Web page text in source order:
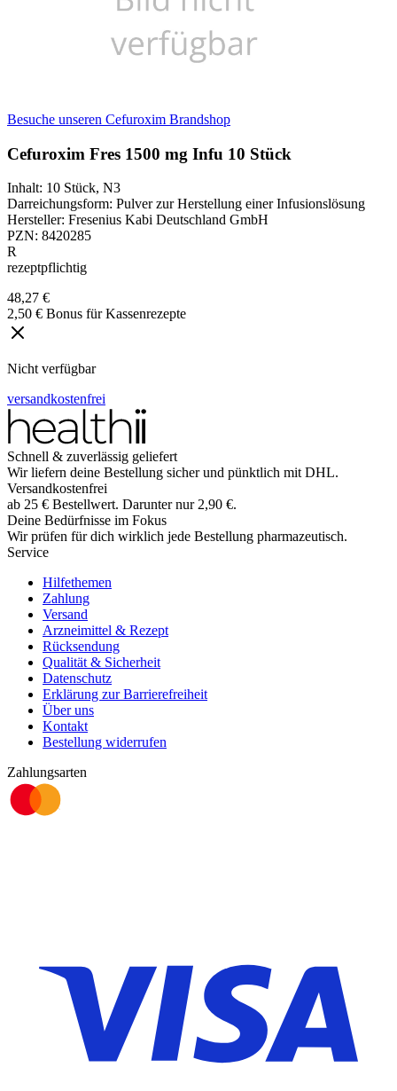
Besuche unseren Cefuroxim Brandshop
Cefuroxim Fres 1500 mg Infu 10 Stück
Inhalt: 10 Stück, N3
Darreichungsform: Pulver zur Herstellung einer Infusionslösung
Hersteller: Fresenius Kabi Deutschland GmbH
PZN: 8420285
R
rezeptpflichtig
48,27 €
2,50 € Bonus für Kassenrezepte
Nicht verfügbar
versandkostenfrei
Schnell & zuverlässig geliefert
Wir liefern deine Bestellung sicher und pünktlich mit DHL.
Versandkostenfrei
ab 25 € Bestellwert. Darunter nur 2,90 €.
Deine Bedürfnisse im Fokus
Wir prüfen für dich wirklich jede Bestellung pharmazeutisch.
Service
Hilfethemen
Zahlung
Versand
Arzneimittel & Rezept
Rücksendung
Qualität & Sicherheit
Datenschutz
Erklärung zur Barrierefreiheit
Über uns
Kontakt
Bestellung widerrufen
Zahlungsarten